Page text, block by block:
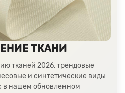
тысячи позиций
– 5000+
наличии.
и рулонами — крупный и
и юридическими лицами
крупных клиентов:
система оплаты,
ТКАНИ
тканей 2026, трендовые
и синтетические виды
в нашем обновленном